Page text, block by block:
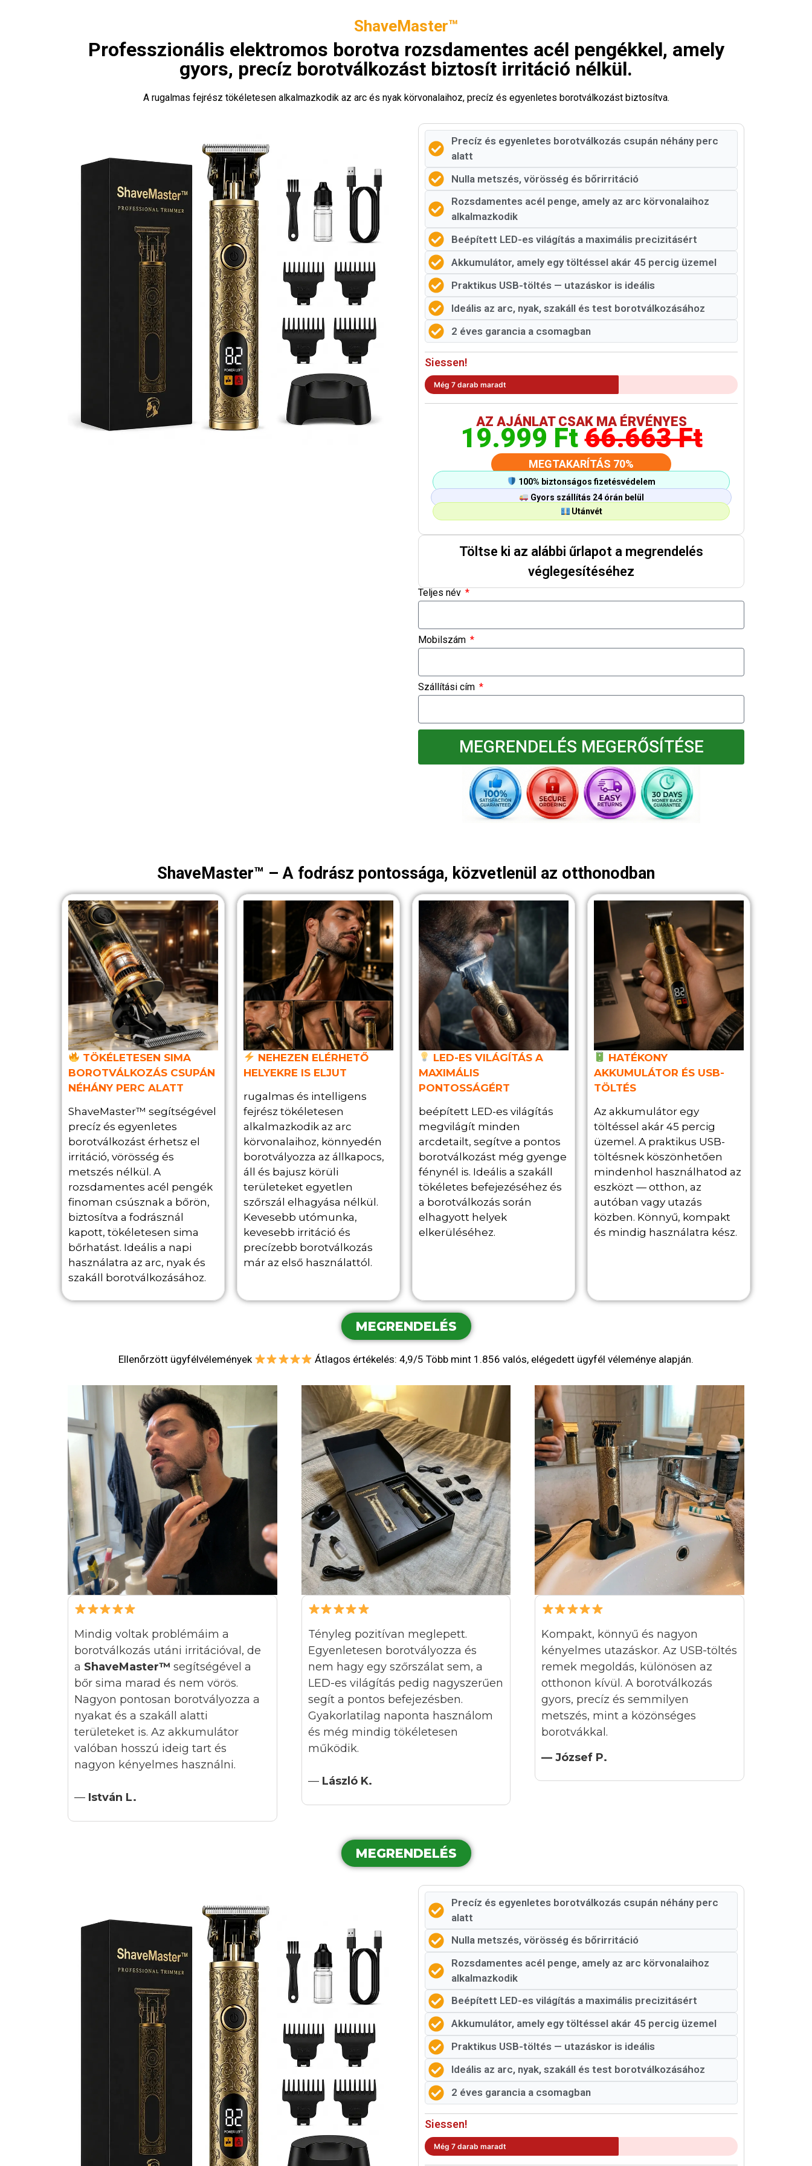
ShaveMaster™
Professzionális elektromos borotva rozsdamentes acél pengékkel, amely
gyors, precíz borotválkozást biztosít irritáció nélkül.
A rugalmas fejrész tökéletesen alkalmazkodik az arc és nyak körvonalaihoz, precíz és egyenletes borotválkozást biztosítva.
Precíz és egyenletes borotválkozás csupán néhány perc
alatt
Nulla metszés, vörösség és bőrirritáció
Rozsdamentes acél penge, amely az arc körvonalaihoz
alkalmazkodik
Beépített LED-es világítás a maximális precizitásért
Akkumulátor, amely egy töltéssel akár 45 percig üzemel
Praktikus USB-töltés — utazáskor is ideális
Ideális az arc, nyak, szakáll és test borotválkozásához
2 éves garancia a csomagban
Siessen!
Még 7 darab maradt
AZ AJÁNLAT CSAK MA ÉRVÉNYES
19.999 Ft66.663 Ft
MEGTAKARÍTÁS 70%
100% biztonságos fizetésvédelem
Gyors szállítás 24 órán belül
Utánvét
Töltse ki az alábbi űrlapot a megrendelés
véglegesítéséhez
Teljes név
Mobilszám
Szállítási cím
MEGRENDELÉS MEGERŐSÍTÉSE
ShaveMaster™ – A fodrász pontossága, közvetlenül az otthonodban
TÖKÉLETESEN SIMA
BOROTVÁLKOZÁS CSUPÁN
NÉHÁNY PERC ALATT
ShaveMaster™ segítségével
precíz és egyenletes
borotválkozást érhetsz el
irritáció, vörösség és
metszés nélkül. A
rozsdamentes acél pengék
finoman csúsznak a bőrön,
biztosítva a fodrásznál
kapott, tökéletesen sima
bőrhatást. Ideális a napi
használatra az arc, nyak és
szakáll borotválkozásához.
NEHEZEN ELÉRHETŐ
HELYEKRE IS ELJUT
rugalmas és intelligens
fejrész tökéletesen
alkalmazkodik az arc
körvonalaihoz, könnyedén
borotvályozza az állkapocs,
áll és bajusz körüli
területeket egyetlen
szőrszál elhagyása nélkül.
Kevesebb utómunka,
kevesebb irritáció és
precízebb borotválkozás
már az első használattól.
LED-ES VILÁGÍTÁS A
MAXIMÁLIS
PONTOSSÁGÉRT
beépített LED-es világítás
megvilágít minden
arcdetailt, segítve a pontos
borotválkozást még gyenge
fénynél is. Ideális a szakáll
tökéletes befejezéséhez és
a borotválkozás során
elhagyott helyek
elkerüléséhez.
HATÉKONY
AKKUMULÁTOR ÉS USB-
TÖLTÉS
Az akkumulátor egy
töltéssel akár 45 percig
üzemel. A praktikus USB-
töltésnek köszönhetően
mindenhol használhatod az
eszközt — otthon, az
autóban vagy utazás
közben. Könnyű, kompakt
és mindig használatra kész.
MEGRENDELÉS
Ellenőrzött ügyfélvélemények Átlagos értékelés: 4,9/5 Több mint 1.856 valós, elégedett ügyfél véleménye alapján.
Mindig voltak problémáim a
borotválkozás utáni irritációval, de
a ShaveMaster™ segítségével a
bőr sima marad és nem vörös.
Nagyon pontosan borotvályozza a
nyakat és a szakáll alatti
területeket is. Az akkumulátor
valóban hosszú ideig tart és
nagyon kényelmes használni.
— István L.
Tényleg pozitívan meglepett.
Egyenletesen borotvályozza és
nem hagy egy szőrszálat sem, a
LED-es világítás pedig nagyszerűen
segít a pontos befejezésben.
Gyakorlatilag naponta használom
és még mindig tökéletesen
működik.
— László K.
Kompakt, könnyű és nagyon
kényelmes utazáskor. Az USB-töltés
remek megoldás, különösen az
otthonon kívül. A borotválkozás
gyors, precíz és semmilyen
metszés, mint a közönséges
borotvákkal.
— József P.
MEGRENDELÉS
Precíz és egyenletes borotválkozás csupán néhány perc
alatt
Nulla metszés, vörösség és bőrirritáció
Rozsdamentes acél penge, amely az arc körvonalaihoz
alkalmazkodik
Beépített LED-es világítás a maximális precizitásért
Akkumulátor, amely egy töltéssel akár 45 percig üzemel
Praktikus USB-töltés — utazáskor is ideális
Ideális az arc, nyak, szakáll és test borotválkozásához
2 éves garancia a csomagban
Siessen!
Még 7 darab maradt